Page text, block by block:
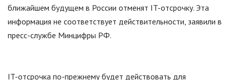
ближайшем будущем в России отменят IT-отсрочку. Эта
информация не соответствует действительности, заявили в
пресс-службе Минцифры РФ.
IT-отсрочка по-прежнему будет действовать для